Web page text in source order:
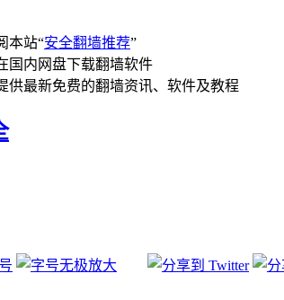
本站“安全翻墙推荐”
国内网盘下载翻墙软件
供最新免费的翻墙资讯、软件及教程